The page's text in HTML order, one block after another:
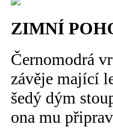
ZIMNÍ
Černomodrá
závěje mající
šedý dým
ona mu